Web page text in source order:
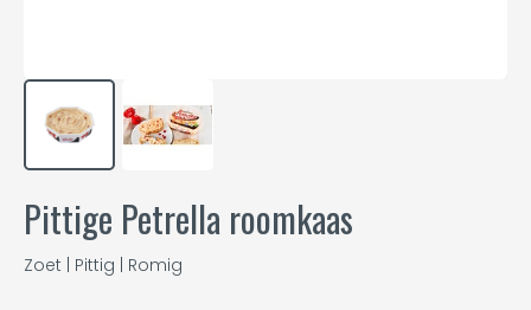
Pittige Petrella roomkaas
Zoet | Pittig | Romig